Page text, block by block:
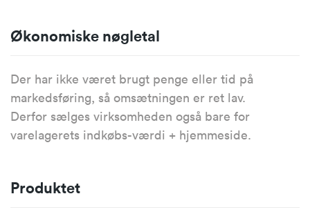
Økonomiske nøgletal
Der har ikke været brugt penge eller tid på
markedsføring, så omsætningen er ret lav.
Derfor sælges virksomheden også bare for
varelagerets indkøbs-værdi + hjemmeside.
Produktet